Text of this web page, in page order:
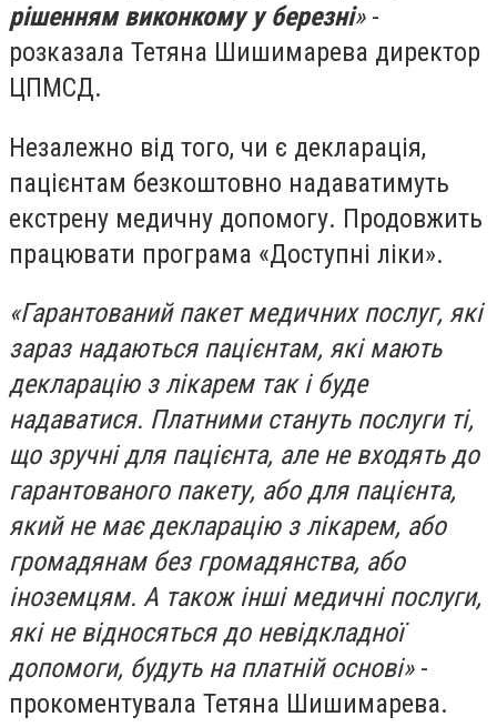
рішенням виконкому у березні»-
розказала Тетяна Шишимарева директор
ЦПМСД.
Незалежно від того, чи є декларація,
пацієнтам безкоштовно надаватимуть
екстрену медичну допомогу. Продовжить
працювати програма «Доступні ліки».
«Гарантований пакет медичних послуг, які
зараз надаються пацієнтам, які мають
декларацію з лікарем так і буде
надаватися. Платними стануть послуги ті,
що зручні для пацієнта, але не входять до
гарантованого пакету, або для пацієнта,
який не має декларацію з лікарем, або
громадянам без громадянства, або
іноземцям. А також інші медичні послуги,
які не відносяться до невідкладної
допомоги, будуть на платній основі»-
прокоментувала Тетяна Шишимарева.